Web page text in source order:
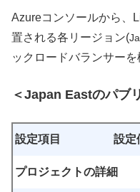
Azureコンソールから、
置される各リージョン(
ックロードバランサーを
＜Japan Eastのパブ
設定項目 設定
プロジェクトの詳細